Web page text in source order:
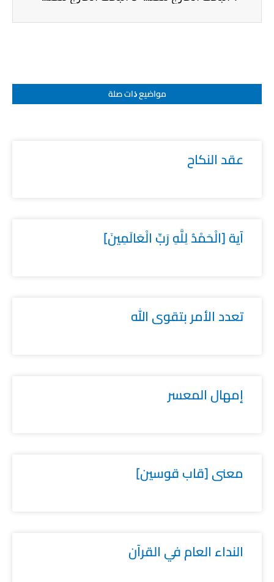
مواضيع ﺫات صلة
عقد النكاح
آية [الْحَمْدُ لِلَّهِ رَبِّ الْعَالَمِينَ]
تعدد الأمر بتقوى الله
إمهال المعسر
معنى [قاب قوسين]
النداء العام في القرآن